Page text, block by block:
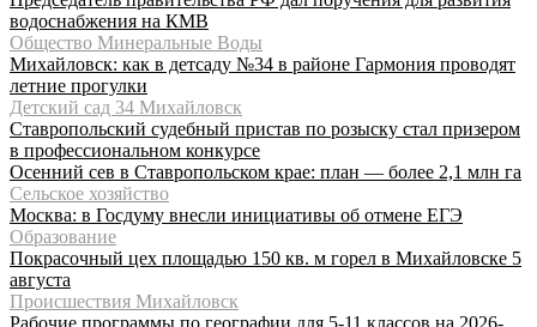
водоснабжения на КМВ
Общество Минеральные Воды
Михайловск: как в детсаду №34 в районе Гармония проводят
летние прогулки
Детский сад 34 Михайловск
Ставропольский судебный пристав по розыску стал призером
в профессиональном конкурсе
Осенний сев в Ставропольском крае: план — более 2,1 млн га
Сельское хозяйство
Москва: в Госдуму внесли инициативы об отмене ЕГЭ
Образование
Покрасочный цех площадью 150 кв. м горел в Михайловске 5
августа
Происшествия Михайловск
Рабочие программы по географии для 5-11 классов на 2026-